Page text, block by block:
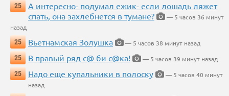
25
А интересно- подумал ежик- если лошадь ляжет
спать, она захлебнется в тумане?
— 5 часов 36 минут
назад
25
Вьетнамская Золушка
— 5 часов 38 минут назад
25
В правый ряд с@ би с@ка!
— 5 часов 39 минут назад
25
Надо еще купальники в полоску
— 5 часов 40 минут
назад